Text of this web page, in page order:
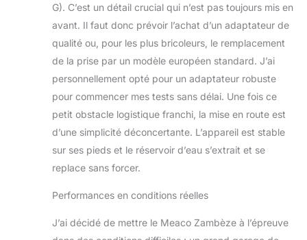
Zambezi pour l'humidité offre plus de
fonctionnalités, de contrôle et
d'options que tout autre
déshumidificateur domestique sur le
marché aujourd'hui. ÉCONOMIE
D'ÉNERGIE - N’augmentez pas les
factures de votre foyer. Le
déshumidificateur économe en
énergie Zambezi extrait jusqu'à 8 litres
d'eau par jour et utilise la commande
logique révolutionnaire Meaco pour
une déshumidification plus précise et
G). C’est un détail crucial qui n’est pas toujours mis en
avant. Il faut donc prévoir l’achat d’un adaptateur de
qualité ou, pour les plus bricoleurs, le remplacement
de la prise par un modèle européen standard. J’ai
personnellement opté pour un adaptateur robuste
pour commencer mes tests sans délai. Une fois ce
petit obstacle logistique franchi, la mise en route est
d’une simplicité déconcertante. L’appareil est stable
sur ses pieds et le réservoir d’eau s’extrait et se
replace sans forcer.
Performances en conditions réelles
J’ai décidé de mettre le Meaco Zambèze à l’épreuve